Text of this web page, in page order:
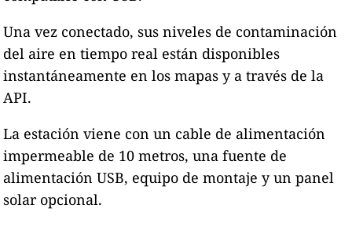
Una vez conectado, sus niveles de contaminación
del aire en tiempo real están disponibles
instantáneamente en los mapas y a través de la
API.
La estación viene con un cable de alimentación
impermeable de 10 metros, una fuente de
alimentación USB, equipo de montaje y un panel
solar opcional.